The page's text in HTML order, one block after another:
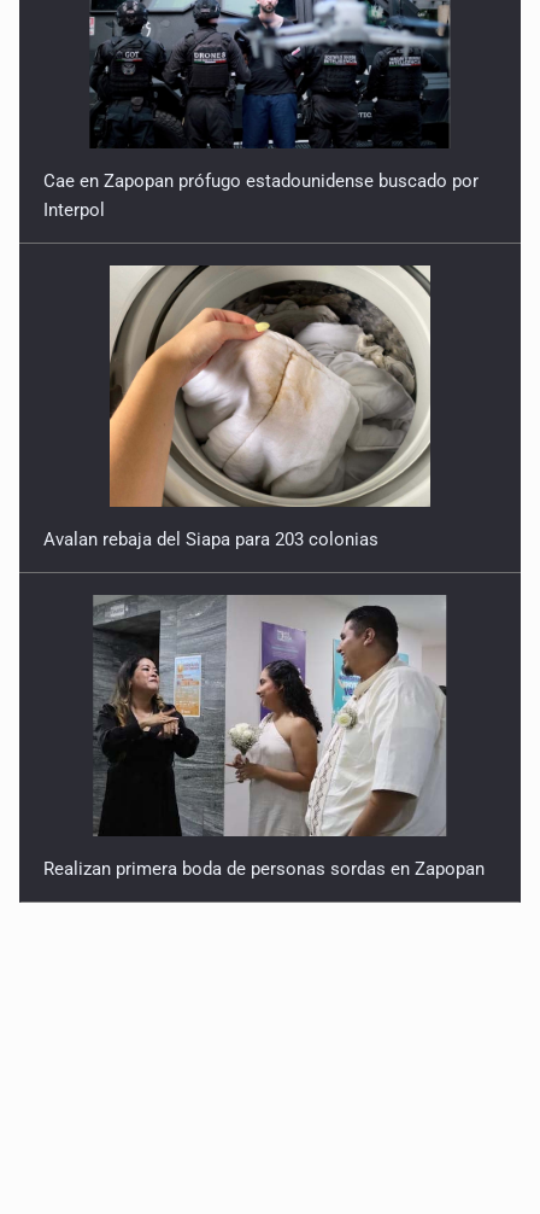
Cae en Zapopan prófugo estadounidense buscado por
Interpol
Avalan rebaja del Siapa para 203 colonias
Realizan primera boda de personas sordas en Zapopan